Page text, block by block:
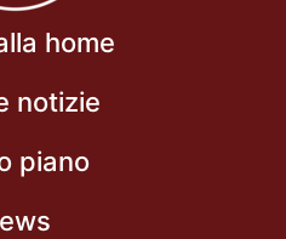
home
notizie
piano